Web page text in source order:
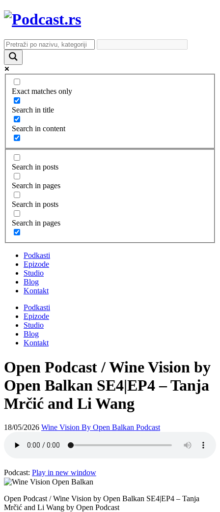
Exact matches only
Search in title
Search in content
Search in posts
Search in pages
Search in posts
Search in pages
Podkasti
Epizode
Studio
Blog
Kontakt
Podkasti
Epizode
Studio
Blog
Kontakt
Open Podcast / Wine Vision by
Open Balkan SE4|EP4 – Tanja
Mrčić and Li Wang
18/05/2026 Wine Vision By Open Balkan Podcast
Podcast: Play in new window
Open Podcast / Wine Vision by Open Balkan SE4|EP4 – Tanja
Mrčić and Li Wang by Open Podcast